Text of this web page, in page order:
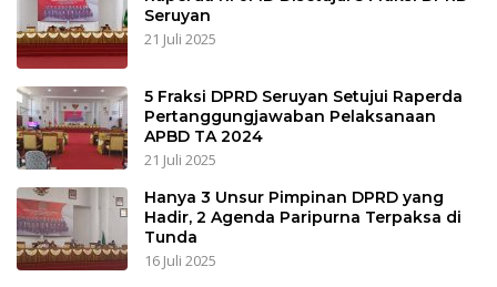
Seruyan
21 Juli 2025
5 Fraksi DPRD Seruyan Setujui Raperda
Pertanggungjawaban Pelaksanaan
APBD TA 2024
21 Juli 2025
Hanya 3 Unsur Pimpinan DPRD yang
Hadir, 2 Agenda Paripurna Terpaksa di
Tunda
16 Juli 2025